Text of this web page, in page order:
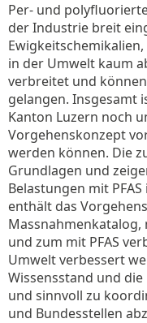
Per- und
der Industrie breit
in der Umwelt kaum
verbreitet und
gelangen. Insgesamt
Kanton Luzern noch
Vorgehenskonzept
werden können. Die
Grundlagen und
Belastungen mit
enthält das
Massnahmenkatalog,
und zum mit PFAS
Umwelt verbessert
Wissensstand und
und sinnvoll zu
und Bundesstellen